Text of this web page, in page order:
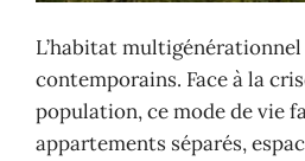
L’habitat
contemporains. Face à la
population, ce mode de vie
appartements séparés,